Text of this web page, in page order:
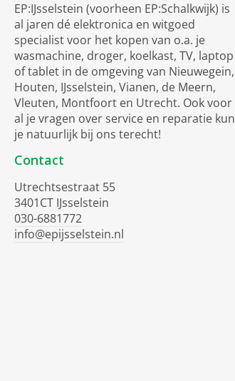
EP:IJsselstein (voorheen EP:Schalkwijk) is
al jaren dé elektronica en witgoed
specialist voor het kopen van o.a. je
wasmachine, droger, koelkast, TV, laptop
of tablet in de omgeving van Nieuwegein,
Houten, IJsselstein, Vianen, de Meern,
Vleuten, Montfoort en Utrecht. Ook voor
al je vragen over service en reparatie kun
je natuurlijk bij ons terecht!
Contact
Utrechtsestraat 55
3401CT IJsselstein
030-6881772
info@epijsselstein.nl